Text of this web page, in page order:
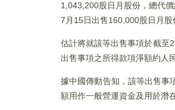
1,043,200股日月股份，總代
7月15日出售160,000股日月
估計將就該等出售事項於截至
出售事項之所得款項淨額約人
據中國傳動告知，該等出售事
額用作一般營運資金及用於潛